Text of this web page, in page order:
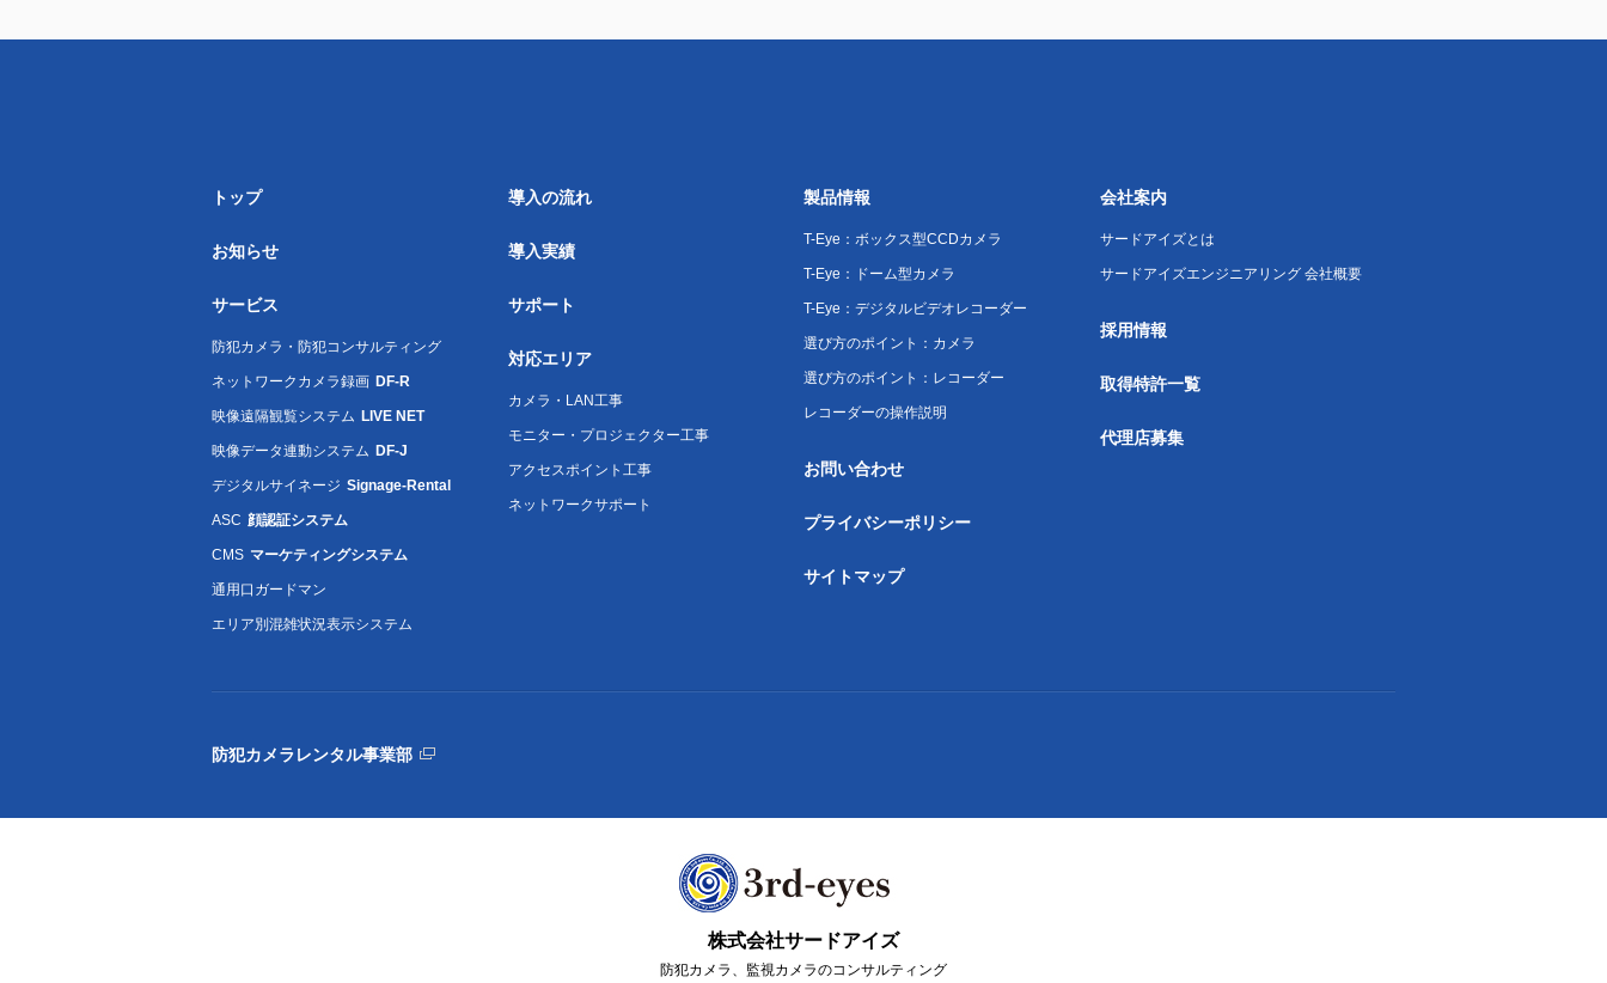
トップ
お知らせ
サービス
防犯カメラ・防犯コンサルティング
ネットワークカメラ録画 DF-R
映像遠隔観覧システム LIVE NET
映像データ連動システム DF-J
デジタルサイネージ Signage-Rental
ASC 顔認証システム
CMS マーケティングシステム
通用口ガードマン
エリア別混雑状況表示システム
導入の流れ
導入実績
サポート
対応エリア
カメラ・LAN工事
モニター・プロジェクター工事
アクセスポイント工事
ネットワークサポート
製品情報
T-Eye：ボックス型CCDカメラ
T-Eye：ドーム型カメラ
T-Eye：デジタルビデオレコーダー
選び方のポイント：カメラ
選び方のポイント：レコーダー
レコーダーの操作説明
お問い合わせ
プライバシーポリシー
サイトマップ
会社案内
サードアイズとは
サードアイズエンジニアリング 会社概要
採用情報
取得特許一覧
代理店募集
防犯カメラレンタル事業部
株式会社サードアイズ
防犯カメラ、監視カメラのコンサルティング